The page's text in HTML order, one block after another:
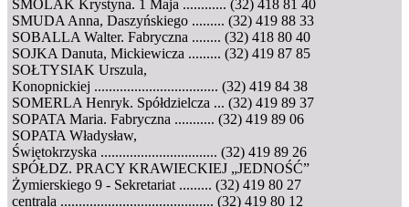
SMOLAK Krystyna. 1 Maja ............ (32) 418 81 40
SMUDA Anna, Daszyńskiego ......... (32) 419 88 33
SOBALLA Walter. Fabryczna ........ (32) 418 80 40
SOJKA Danuta, Mickiewicza ......... (32) 419 87 85
SOŁTYSIAK Urszula,
Konopnickiej .................................. (32) 419 84 38
SOMERLA Henryk. Spółdzielcza ... (32) 419 89 37
SOPATA Maria. Fabryczna ........... (32) 419 89 06
SOPATA Władysław,
Świętokrzyska ................................ (32) 419 89 26
SPÓŁDZ. PRACY KRAWIECKIEJ „JEDNOŚĆ”
Żymierskiego 9 - Sekretariat ......... (32) 419 80 27
centrala .......................................... (32) 419 80 12